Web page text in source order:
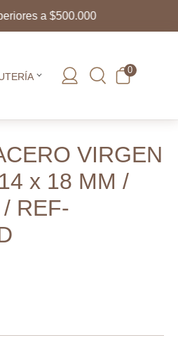
a $500.000
0
VIRGEN
x 18 MM /
REF-